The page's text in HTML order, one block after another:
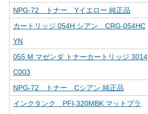
NPG-72 トナー Yイエロー 純正品
カートリッジ 054H シアン CRG-054HC
YN
055 M マゼンダ トナーカートリッジ 3014
C003
NPG-72 トナー Cシアン 純正品
インクタンク PFI-320MBK マットブラ